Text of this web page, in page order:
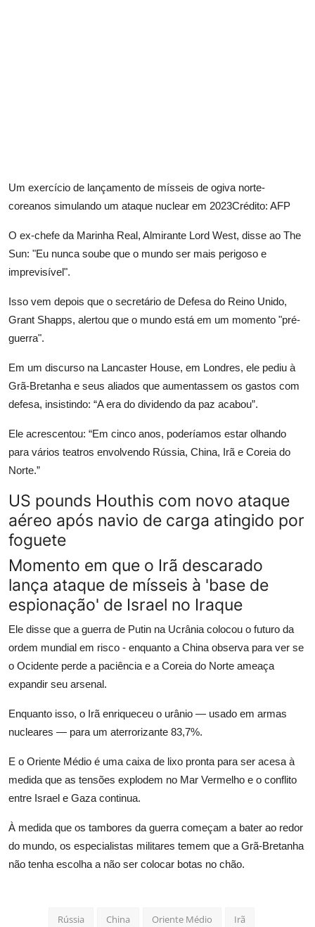
Um exercício de lançamento de mísseis de ogiva norte-
coreanos simulando um ataque nuclear em 2023Crédito: AFP
O ex-chefe da Marinha Real, Almirante Lord West, disse ao The
Sun: "Eu nunca soube que o mundo ser mais perigoso e
imprevisível".
Isso vem depois que o secretário de Defesa do Reino Unido,
Grant Shapps, alertou que o mundo está em um momento "pré-
guerra".
Em um discurso na Lancaster House, em Londres, ele pediu à
Grã-Bretanha e seus aliados que aumentassem os gastos com
defesa, insistindo: “A era do dividendo da paz acabou”.
Ele acrescentou: “Em cinco anos, poderíamos estar olhando
para vários teatros envolvendo Rússia, China, Irã e Coreia do
Norte.”
US pounds Houthis com novo ataque
aéreo após navio de carga atingido por
foguete
Momento em que o Irã descarado
lança ataque de mísseis à 'base de
espionação' de Israel no Iraque
Ele disse que a guerra de Putin na Ucrânia colocou o futuro da
ordem mundial em risco - enquanto a China observa para ver se
o Ocidente perde a paciência e a Coreia do Norte ameaça
expandir seu arsenal.
Enquanto isso, o Irã enriqueceu o urânio — usado em armas
nucleares — para um aterrorizante 83,7%.
E o Oriente Médio é uma caixa de lixo pronta para ser acesa à
medida que as tensões explodem no Mar Vermelho e o conflito
entre Israel e Gaza continua.
À medida que os tambores da guerra começam a bater ao redor
do mundo, os especialistas militares temem que a Grã-Bretanha
não tenha escolha a não ser colocar botas no chão.
Rússia China Oriente Médio Irã